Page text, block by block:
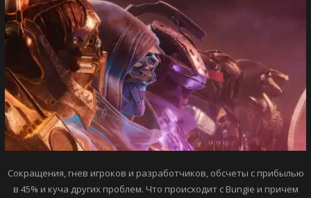
Сокращения, гнев игроков и разработчиков, обсчеты с прибылью
в 45% и куча других проблем. Что происходит с Bungie и причем